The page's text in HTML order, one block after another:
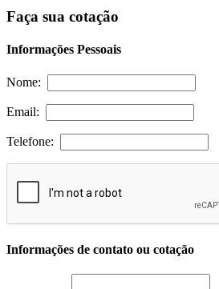
Faça sua cotação
Informações Pessoais
Nome:
Email:
Telefone:
Informações de contato ou cotação